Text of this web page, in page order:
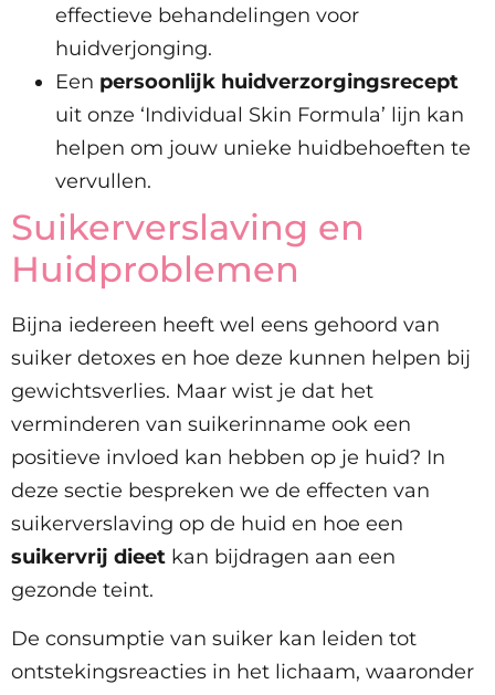
effectieve behandelingen voor
huidverjonging.
Een persoonlijk huidverzorgingsrecept
uit onze ‘Individual Skin Formula’ lijn kan
helpen om jouw unieke huidbehoeften te
vervullen.
Suikerverslaving en
Huidproblemen
Bijna iedereen heeft wel eens gehoord van
suiker detoxes en hoe deze kunnen helpen bij
gewichtsverlies. Maar wist je dat het
verminderen van suikerinname ook een
positieve invloed kan hebben op je huid? In
deze sectie bespreken we de effecten van
suikerverslaving op de huid en hoe een
suikervrij dieet kan bijdragen aan een
gezonde teint.
De consumptie van suiker kan leiden tot
ontstekingsreacties in het lichaam, waaronder